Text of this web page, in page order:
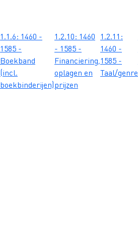
1.1.6: 1460 -
1585 -
Boekband
(incl.
boekbinderijen)
1.2.10: 1460
- 1585 -
Financiering,
oplagen en
prijzen
1.2.11:
1460 -
1585 -
Taal/genre